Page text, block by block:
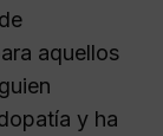
aquellos
y ha